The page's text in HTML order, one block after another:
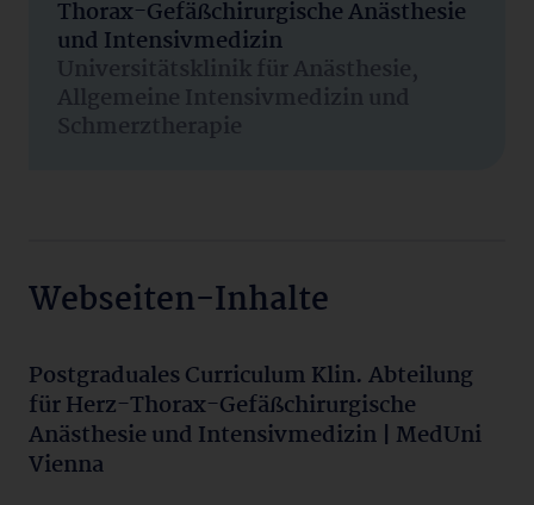
Thorax-Gefäßchirurgische Anästhesie
und Intensivmedizin
Universitätsklinik für Anästhesie,
Allgemeine Intensivmedizin und
Schmerztherapie
Webseiten-Inhalte
Postgraduales Curriculum Klin. Abteilung
für Herz-Thorax-Gefäßchirurgische
Anästhesie und Intensivmedizin | MedUni
Vienna